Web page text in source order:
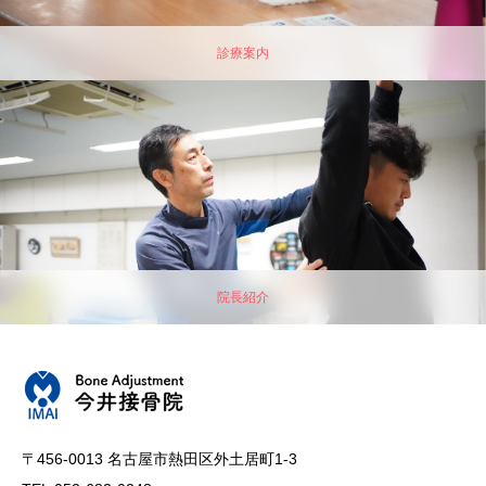
診療案内
院長紹介
〒456-0013 名古屋市熱田区外土居町1-3